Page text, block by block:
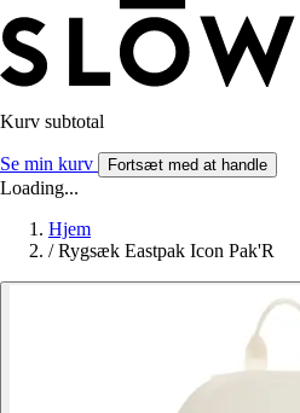
Kurv subtotal
Se min kurv Fortsæt med at handle
Loading...
Hjem
/ Rygsæk Eastpak Icon Pak'R